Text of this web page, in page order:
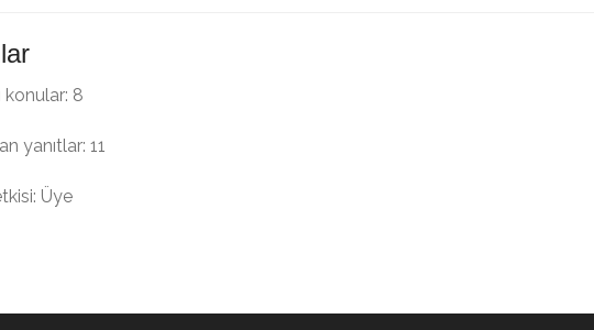
konular: 8
yanıtlar: 11
Üye